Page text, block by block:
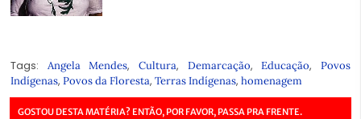
Tags: Angela Mendes,Cultura, Demarcação,Educação,Povos
Indígenas, Povos da Floresta, Terras Indígenas, homenagem
GOSTOU DESTA MATÉRIA? ENTÃO, POR FAVOR, PASSA PRA FRENTE.